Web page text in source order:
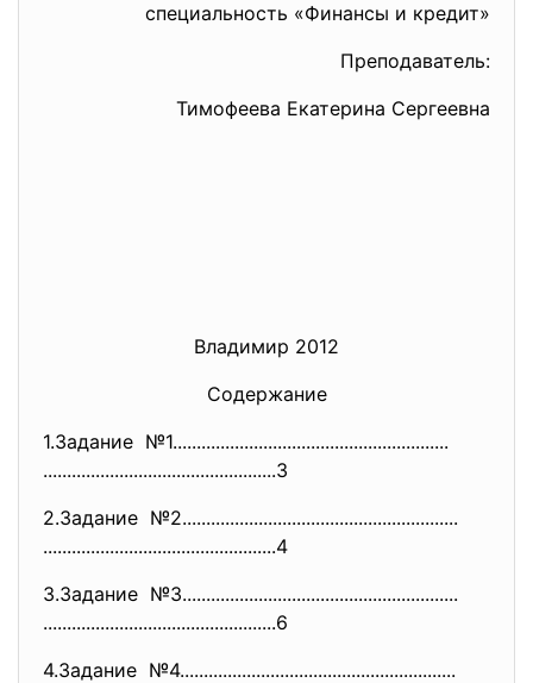
специальность «Финансы и кредит»
Преподаватель:
Тимофеева Екатерина Сергеевна
Владимир 2012
Содержание
1.Задание №1..........................................................
.................................................3
2.Задание №2..........................................................
.................................................4
3.Задание №3..........................................................
.................................................6
4.Задание №4..........................................................